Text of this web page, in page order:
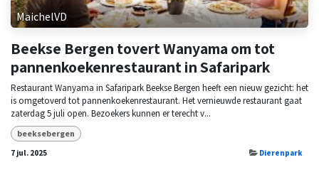
MaichelVD
Beekse Bergen tovert Wanyama om tot
pannenkoekenrestaurant in Safaripark
Restaurant Wanyama in Safaripark Beekse Bergen heeft een nieuw gezicht: het
is omgetoverd tot pannenkoekenrestaurant. Het vernieuwde restaurant gaat
zaterdag 5 juli open. Bezoekers kunnen er terecht v...
beeksebergen
7 jul. 2025 Dierenpark